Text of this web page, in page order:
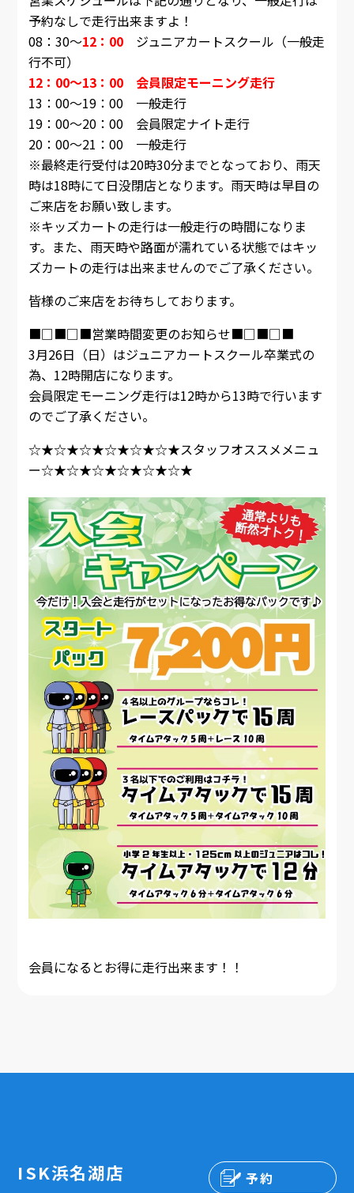
予約なしで走行出来ますよ！
08：30～12：00ジュニアカートスクール（一般走
行不可）
12：00～13：00 会員限定モーニング走行
13：00～19：00 一般走行
19：00～20：00 会員限定ナイト走行
20：00～21：00 一般走行
※最終走行受付は20時30分までとなっており、雨天
時は18時にて日没閉店となります。雨天時は早目の
ご来店をお願い致します。
※キッズカートの走行は一般走行の時間になりま
す。また、雨天時や路面が濡れている状態ではキッ
ズカートの走行は出来ませんのでご了承ください。
皆様のご来店をお待ちしております。
■□■□■営業時間変更のお知らせ■□■□■
3月26日（日）はジュニアカートスクール卒業式の
為、12時開店になります。
会員限定モーニング走行は12時から13時で行います
のでご了承ください。
☆★☆★☆★☆★☆★☆★スタッフオススメメニュ
ー☆★☆★☆★☆★☆★☆★
会員になるとお得に走行出来ます！！
ISK浜名湖店 予約